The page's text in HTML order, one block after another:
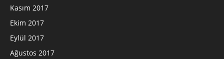
Kasım 2017
Ekim 2017
Eylül 2017
Ağustos 2017